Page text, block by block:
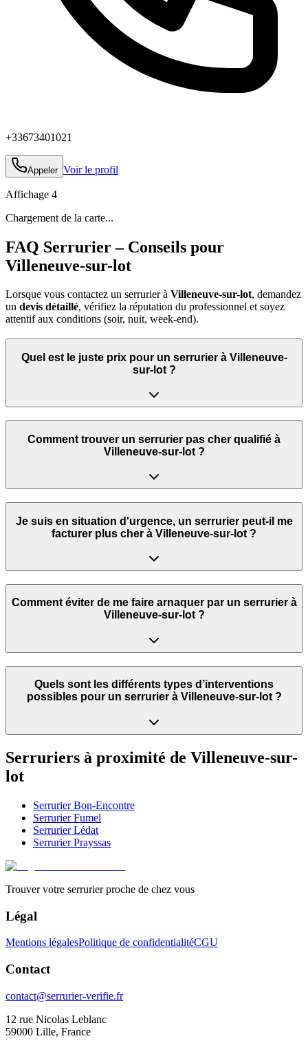
+33673401021
Appeler Voir le profil
Affichage 4
Chargement de la carte...
FAQ Serrurier – Conseils pour
Villeneuve-sur-lot
Lorsque vous contactez un serrurier à Villeneuve-sur-lot, demandez
un devis détaillé, vérifiez la réputation du professionnel et soyez
attentif aux conditions (soir, nuit, week‑end).
Quel est le juste prix pour un serrurier à Villeneuve-
sur-lot ?
Comment trouver un serrurier pas cher qualifié à
Villeneuve-sur-lot ?
Je suis en situation d'urgence, un serrurier peut‑il me
facturer plus cher à Villeneuve-sur-lot ?
Comment éviter de me faire arnaquer par un serrurier à
Villeneuve-sur-lot ?
Quels sont les différents types d’interventions
possibles pour un serrurier à Villeneuve-sur-lot ?
Serruriers à proximité de Villeneuve-sur-
lot
SerrurierBon-Encontre
SerrurierFumel
SerrurierLédat
SerrurierPrayssas
Trouver votre serrurier proche de chez vous
Légal
Mentions légalesPolitique de confidentialitéCGU
Contact
contact@serrurier-verifie.fr
12 rue Nicolas Leblanc
59000 Lille, France